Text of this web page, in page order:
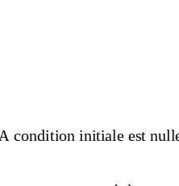
A condition initiale est nulle